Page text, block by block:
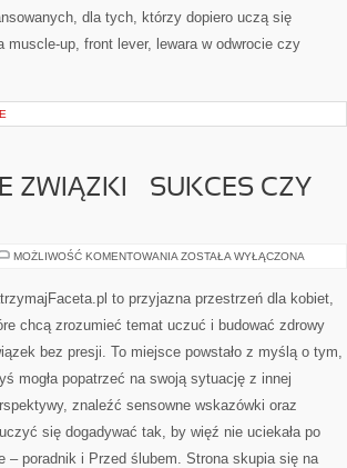
dla tych, którzy dopiero uczą się
up, front lever, lewara w odwrocie czy
ZWIĄZKI – SUKCES CZY
MOŻLIWOŚĆ KOMENTOWANIA DŁUGODYSTANSOWE
CZY
ZOSTAŁA WYŁĄCZONA
to przyjazna przestrzeń dla kobiet,
chcą zrozumieć temat uczuć i budować zdrowy
bez presji. To miejsce powstało z myślą o tym,
mogła popatrzeć na swoją sytuację z innej
znaleźć sensowne wskazówki oraz
się dogadywać tak, by więź nie uciekała po
– poradnik i Przed ślubem. Strona skupia się na